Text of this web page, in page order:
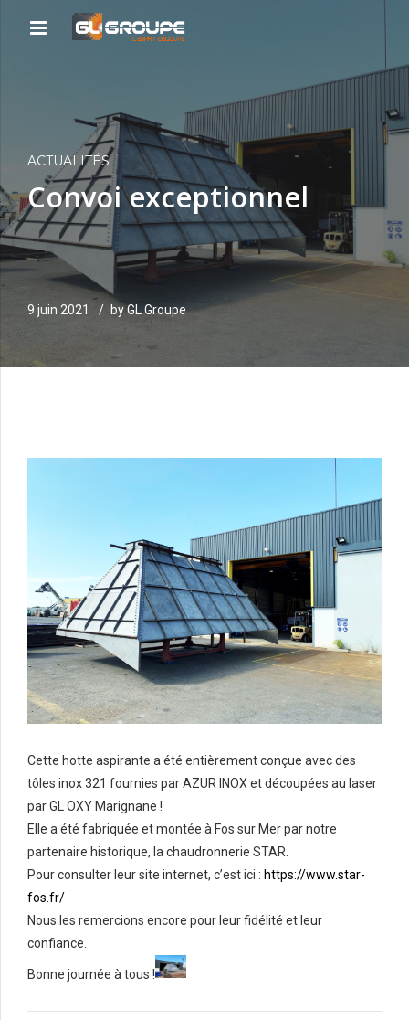
ACTUALITÉS
Convoi exceptionnel
9 juin 2021 by GL Groupe
Cette hotte aspirante a été entièrement conçue avec des
tôles inox 321 fournies par AZUR INOX et découpées au laser
par GL OXY Marignane !
Elle a été fabriquée et montée à Fos sur Mer par notre
partenaire historique, la chaudronnerie STAR.
Pour consulter leur site internet, c’est ici : https://www.star-
fos.fr/
Nous les remercions encore pour leur fidélité et leur
confiance.
Bonne journée à tous !